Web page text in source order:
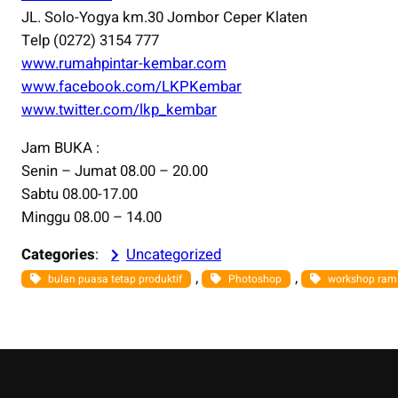
JL. Solo-Yogya km.30 Jombor Ceper Klaten
Telp (0272) 3154 777
www.rumahpintar-kembar.com
www.facebook.com/LKPKembar
www.twitter.com/lkp_kembar
Jam BUKA :
Senin – Jumat 08.00 – 20.00
Sabtu 08.00-17.00
Minggu 08.00 – 14.00
Categories: Uncategorized
bulan puasa tetap produktif , Photoshop , workshop